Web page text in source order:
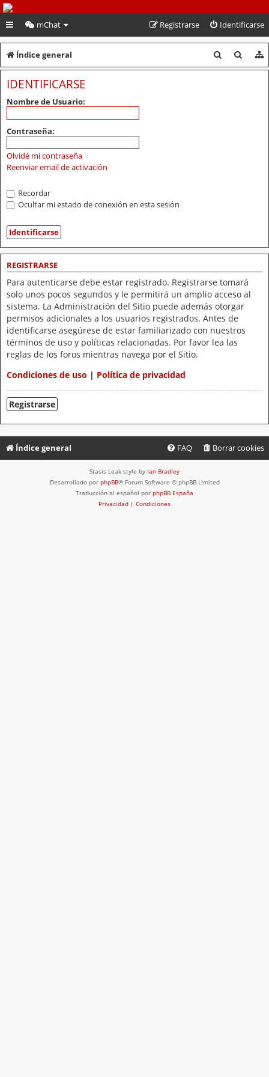
PeruVoley.com
mChat Identificarse
Registrarse
Índice general
u
u
IDENTIFICARSE
Nombre de Usuario:
Contraseña:
Olvidé mi contraseña
Reenviar email de activación
Recordar
Ocultar mi estado de conexión en esta sesión
REGISTRARSE
Para autenticarse debe estar registrado. Registrarse tomará
solo unos pocos segundos y le permitirá un amplio acceso al
sistema. La Administración del Sitio puede además otorgar
permisos adicionales a los usuarios registrados. Antes de
identificarse asegúrese de estar familiarizado con nuestros
términos de uso y políticas relacionadas. Por favor lea las
reglas de los foros mientras navega por el Sitio.
Condiciones de uso | Política de privacidad
Registrarse
Índice general Borrar cookies
FAQ
Stasis Leak style by Ian Bradley
Desarrollado por phpBB® Forum Software © phpBB Limited
Traducción al español por phpBB España
Privacidad | Condiciones